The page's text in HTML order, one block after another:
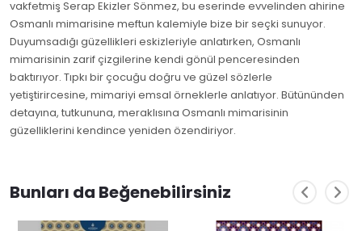
vakfetmiş Serap Ekizler Sönmez, bu eserinde evvelinden ahirine
Osmanlı mimarisine meftun kalemiyle bize bir seçki sunuyor.
Duyumsadığı güzellikleri eskizleriyle anlatırken, Osmanlı
mimarisinin zarif çizgilerine kendi gönül penceresinden
baktırıyor. Tıpkı bir çocuğu doğru ve güzel sözlerle
yetiştirircesine, mimariyi emsal örneklerle anlatıyor. Bütününden
detayına, tutkununa, meraklısına Osmanlı mimarisinin
güzelliklerini kendince yeniden özendiriyor.
Bunları da Beğenebilirsiniz